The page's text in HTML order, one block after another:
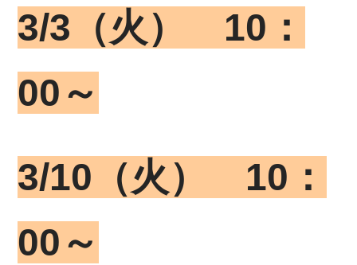
3/3（火） 10：
00～
3/10（火） 10：
00～